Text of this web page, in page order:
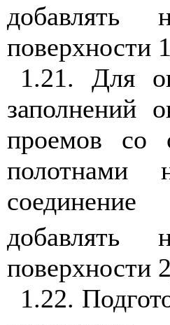
поверхности
1.21. Для
заполнений
проемов со
полотнами
поверхности
1.22.